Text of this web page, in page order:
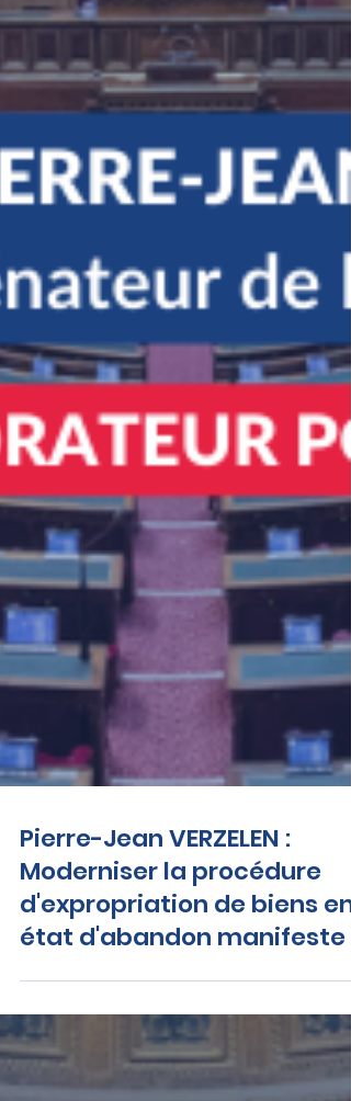
Pierre-Jean VERZELEN :
Moderniser la procédure
d'expropriation de biens en
état d'abandon manifeste